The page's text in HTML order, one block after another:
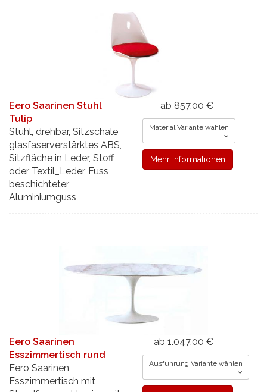
Eero Saarinen Stuhl
Tulip
Stuhl, drehbar, Sitzschale
glasfaserverstärktes ABS,
Sitzfläche in Leder, Stoff
oder Textil_Leder, Fuss
beschichteter
Aluminiumguss
ab 857,00 €
Material Variante wählen
Mehr Informationen
Eero Saarinen
Esszimmertisch rund
Eero Saarinen
Esszimmertisch mit
ab 1.047,00 €
Ausführung Variante wählen